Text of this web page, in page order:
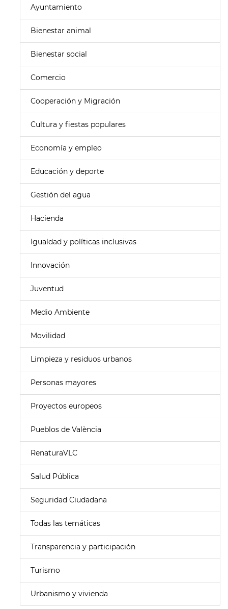
Ayuntamiento
Bienestar animal
Bienestar social
Comercio
Cooperación y Migración
Cultura y fiestas populares
Economía y empleo
Educación y deporte
Gestión del agua
Hacienda
Igualdad y políticas inclusivas
Innovación
Juventud
Medio Ambiente
Movilidad
Limpieza y residuos urbanos
Personas mayores
Proyectos europeos
Pueblos de València
RenaturaVLC
Salud Pública
Seguridad Ciudadana
Todas las temáticas
Transparencia y participación
Turismo
Urbanismo y vivienda